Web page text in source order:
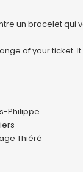
un bracelet
of your
Philippe
Thiéré